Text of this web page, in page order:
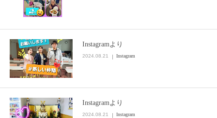
Instagramより
2024.08.21 Instagram
Instagramより
2024.08.21 Instagram